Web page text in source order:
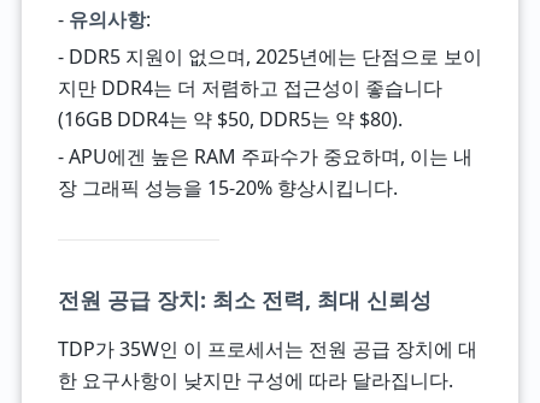
- 유의사항:
- DDR5 지원이 없으며, 2025년에는 단점으로 보이
지만 DDR4는 더 저렴하고 접근성이 좋습니다
(16GB DDR4는 약 $50, DDR5는 약 $80).
- APU에겐 높은 RAM 주파수가 중요하며, 이는 내
장 그래픽 성능을 15-20% 향상시킵니다.
전원 공급 장치: 최소 전력, 최대 신뢰성
TDP가 35W인 이 프로세서는 전원 공급 장치에 대
한 요구사항이 낮지만 구성에 따라 달라집니다.